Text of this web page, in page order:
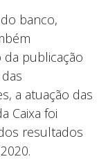
banco,
publicação
a atuação das
Caixa foi
resultados